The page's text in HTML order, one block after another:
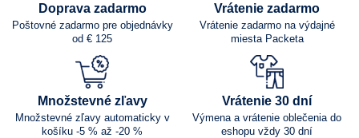
Doprava zadarmo
Poštovné zadarmo pre objednávky
od € 125
Vrátenie zadarmo
Vrátenie zadarmo na výdajné
miesta Packeta
Množstevné zľavy
Množstevné zľavy automaticky v
košíku -5 % až -20 %
Vrátenie 30 dní
Výmena a vrátenie oblečenia do
eshopu vždy 30 dní